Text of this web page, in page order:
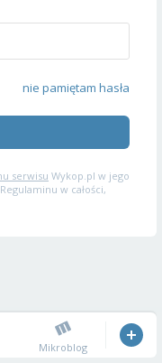
nie pamiętam hasła
serwisu Wykop.pl w jego
w całości,
Mikroblog